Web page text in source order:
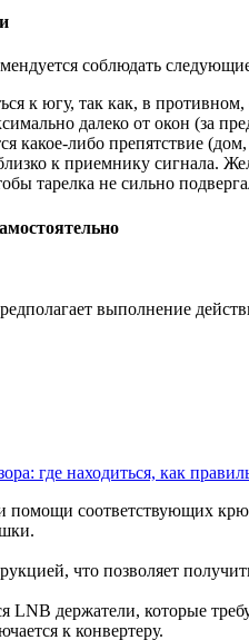
соблюдать
к югу, так как, в
далеко от окон (за
какое-либо препятствие
к приемнику сигнала.
тарелка не сильно
выполнение
где находиться, как
помощи соответствующих
что позволяет
LNB держатели, которые
к конвертеру.